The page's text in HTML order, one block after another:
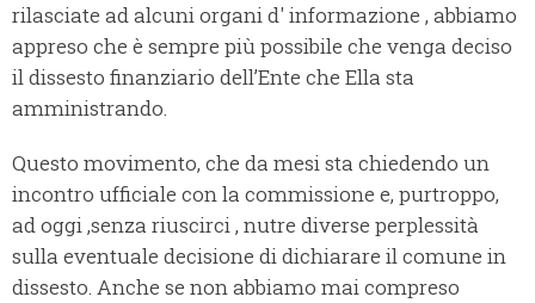
rilasciate ad alcuni organi d' informazione , abbiamo
appreso che è sempre più possibile che venga deciso
il dissesto finanziario dell’Ente che Ella sta
amministrando.
Questo movimento, che da mesi sta chiedendo un
incontro ufficiale con la commissione e, purtroppo,
ad oggi ,senza riuscirci , nutre diverse perplessità
sulla eventuale decisione di dichiarare il comune in
dissesto. Anche se non abbiamo mai compreso